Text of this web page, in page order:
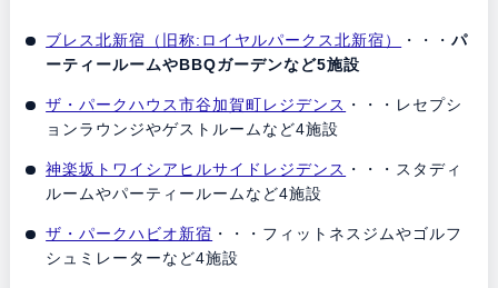
ブレス北新宿（旧称:ロイヤルパークス北新宿） ・・・パ
ーティールームやBBQガーデンなど5施設
ザ・パークハウス市谷加賀町レジデンス ・・・レセプシ
ョンラウンジやゲストルームなど4施設
神楽坂トワイシアヒルサイドレジデンス ・・・スタディ
ルームやパーティールームなど4施設
ザ・パークハビオ新宿 ・・・フィットネスジムやゴルフ
シュミレーターなど4施設